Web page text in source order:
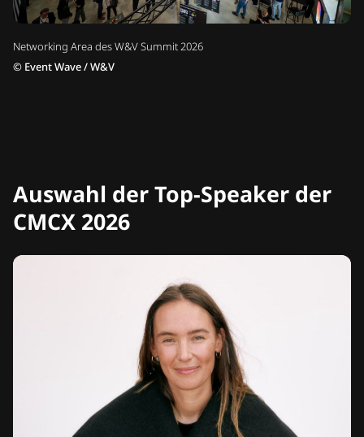
Networking Area des W&V Summit 2026
© Event Wave / W&V
Auswahl der Top-Speaker der
CMCX 2026